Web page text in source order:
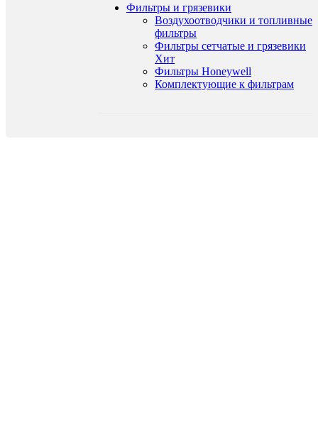
Фильтры и грязевики
Воздухоотводчики и топливные
фильтры
Фильтры сетчатые и грязевики
Хит
Фильтры Honeywell
Комплектующие к фильтрам